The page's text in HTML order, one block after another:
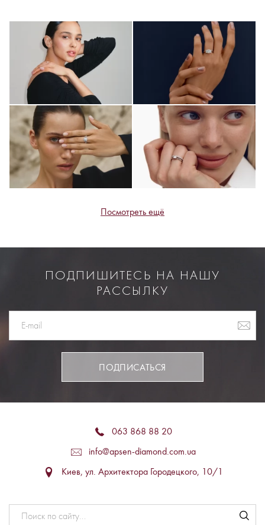
Посмотреть ещё
ПОДПИШИТЕСЬ НА НАШУ
РАССЫЛКУ
ПОДПИСАТЬСЯ
063 868 88 20
info@apsen-diamond.com.ua
Киев, ул. Архитектора Городецкого, 10/1